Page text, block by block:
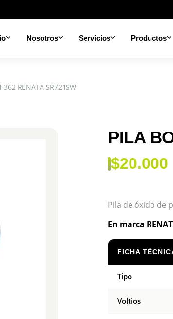
Nosotros Servicios Productos
362 RENATA SR721SW
PILA
$20.000
Pila de óxido de
En marca
FICHA
Tipo
Voltios